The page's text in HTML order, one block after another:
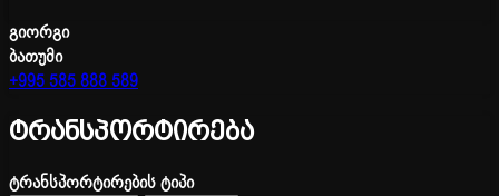
გიორგი
ბათუმი
+995 585 888 589
ტრანსპორტირება
ტრანსპორტირების ტიპი